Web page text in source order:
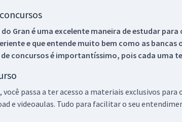
Gran é uma excelente maneira de estudar
e que entende muito bem como as
concursos é importantíssimo, pois cada uma
passa a ter acesso a materiais exclusivos
e videoaulas. Tudo para facilitar o seu